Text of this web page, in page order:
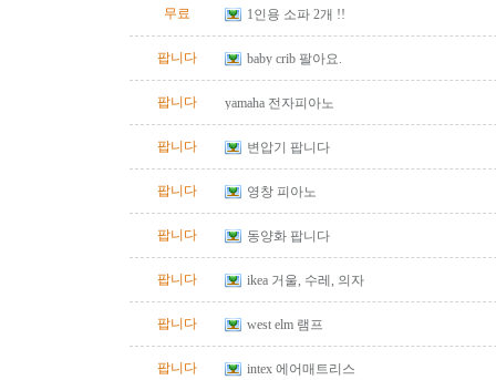
무료 1인용 소파 2개 !!
팝니다 baby crib 팔아요.
팝니다 yamaha 전자피아노
팝니다 변압기 팝니다
팝니다 영창 피아노
팝니다 동양화 팝니다
팝니다 ikea 거울, 수레, 의자
팝니다 west elm 램프
팝니다 intex 에어매트리스